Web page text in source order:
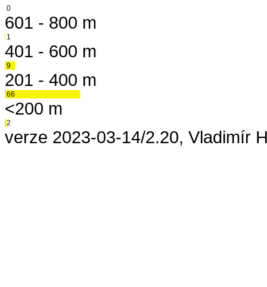
0
601 - 800 m
1
401 - 600 m
9
201 - 400 m
66
<200 m
2
verze 2023-03-14/2.20, Vladimír